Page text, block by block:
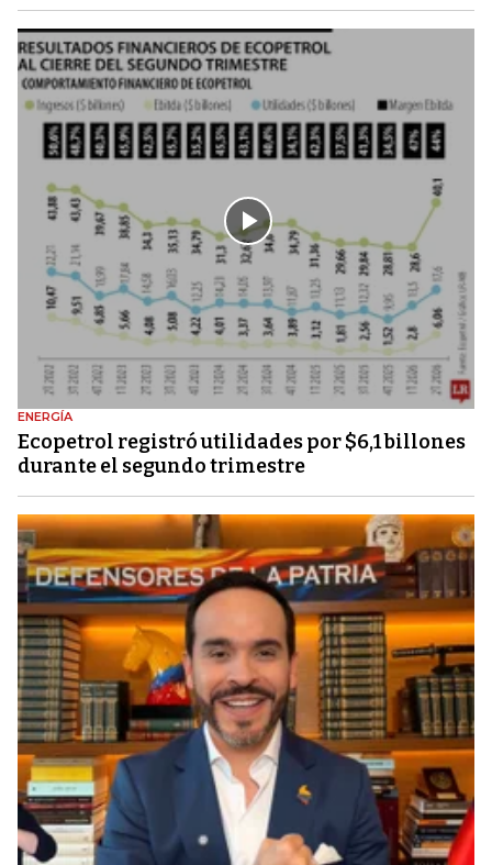
ENERGÍA
Ecopetrol registró utilidades por $6,1 billones
durante el segundo trimestre